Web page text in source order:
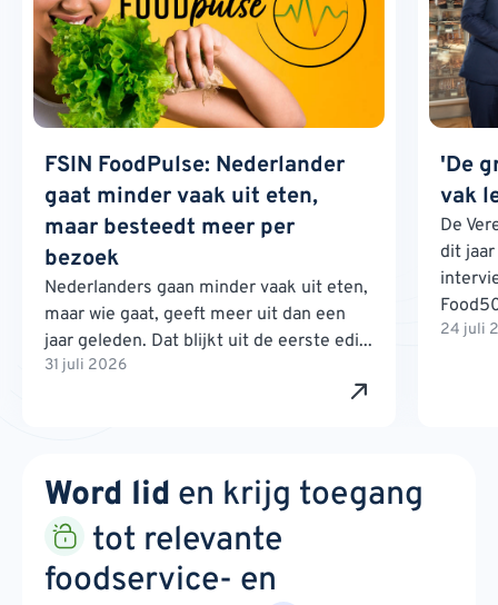
FSIN FoodPulse: Nederlander
gaat minder vaak uit eten,
maar besteedt meer per
bezoek
Nederlanders gaan minder vaak uit eten,
maar wie gaat, geeft meer uit dan een
jaar geleden. Dat blijkt uit de eerste edi...
31 juli 2026
'De
vak
De
dit
24 juli
Word lid en krijg toegang
tot relevante
foodservice- en